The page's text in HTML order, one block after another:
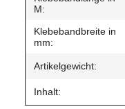
M:
Klebebandbreite in
mm:
Artikelgewicht:
Inhalt: